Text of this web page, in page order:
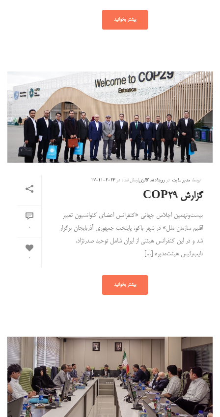
بیشتر بخوانید
0
0
توسط مدیر سایت دررویدادها,گالریارسال شده در2024-11-17
گزارش COP29
بیست‌ونهمین اجلاس جهانی «کنفرانس اعضای کنوانسیون تغییر
اقلیم سازمان ملل» در شهر باکو، پایتخت جمهوری آذربایجان برگزار
شد و در این کنفرانس هیئتی از ایران شامل توحید صدرنژاد،
نایب‌رئیس هیئت‌مدیره [...]
بیشتر بخوانید